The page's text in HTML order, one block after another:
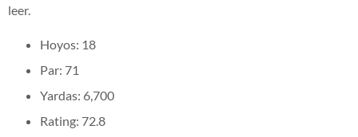
leer.
Hoyos: 18
Par: 71
Yardas: 6,700
Rating: 72.8